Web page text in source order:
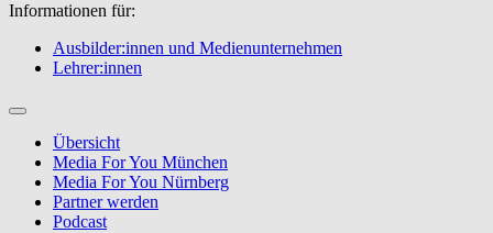
Informationen für:
Ausbilder:innen und Medienunternehmen
Lehrer:innen
Übersicht
Media For You München
Media For You Nürnberg
Partner werden
Podcast